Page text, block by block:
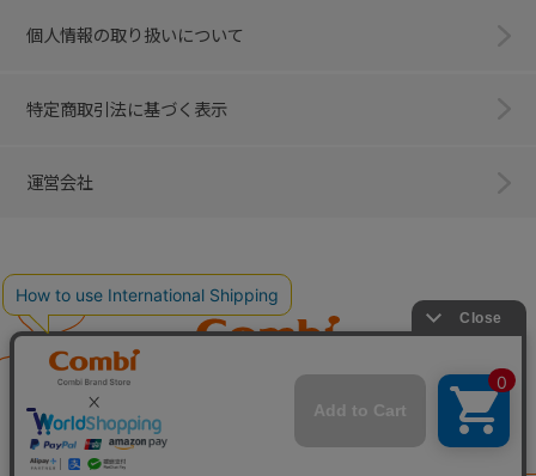
個人情報の取り扱いについて
特定商取引法に基づく表示
運営会社
Combi
ベビー用品のコンビ株式会社